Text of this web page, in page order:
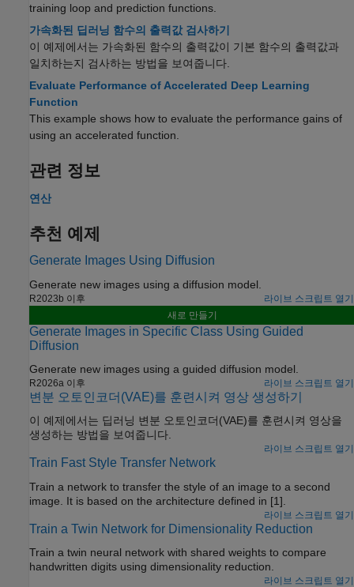
training loop and prediction functions.
가속화된 딥러닝 함수의 출력값 검사하기
이 예제에서는 가속화된 함수의 출력값이 기본 함수의 출력값과
일치하는지 검사하는 방법을 보여줍니다.
Evaluate Performance of Accelerated Deep Learning
Function
This example shows how to evaluate the performance gains of
using an accelerated function.
관련 정보
연산
추천 예제
Generate Images Using Diffusion
Generate new images using a diffusion model.
R2023b 이후
라이브 스크립트 열기
새로 만들기
Generate Images in Specific Class Using Guided
Diffusion
Generate new images using a guided diffusion model.
R2026a 이후 라이브 스크립트 열기
변분 오토인코더(VAE)를 훈련시켜 영상 생성하기
이 예제에서는 딥러닝 변분 오토인코더(VAE)를 훈련시켜 영상을
생성하는 방법을 보여줍니다.
라이브 스크립트 열기
Train Fast Style Transfer Network
Train a network to transfer the style of an image to a second
image. It is based on the architecture defined in [1].
라이브 스크립트 열기
Train a Twin Network for Dimensionality Reduction
Train a twin neural network with shared weights to compare
handwritten digits using dimensionality reduction.
라이브 스크립트 열기